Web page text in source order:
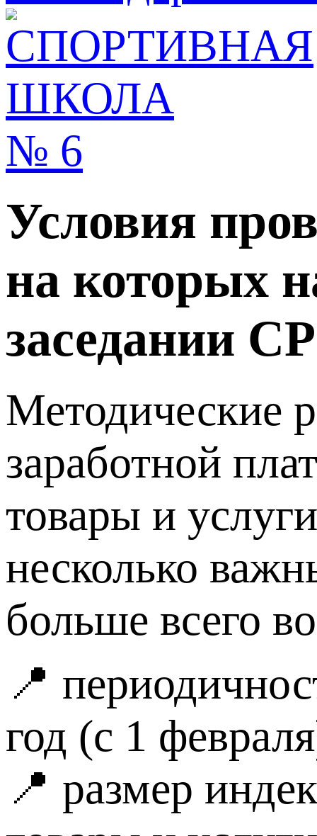
Условия
на которых
заседании
Методические
заработной
товары и
несколько
больше всего
📍
год (с 1
📍 размер